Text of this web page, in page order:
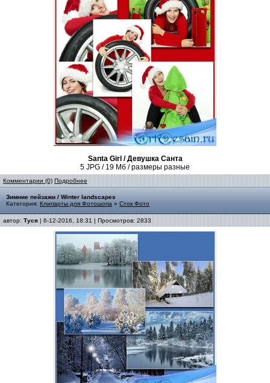
Santa Girl / Девушка Санта
5 JPG / 19 Мб / размеры разные
Комментарии (0) Подробнее
Зимние пейзажи / Winter landscapes
Категория: Клипарты для Фотошопа » Сток Фото
автор: Туся | 6-12-2016, 18:31 | Просмотров: 2833